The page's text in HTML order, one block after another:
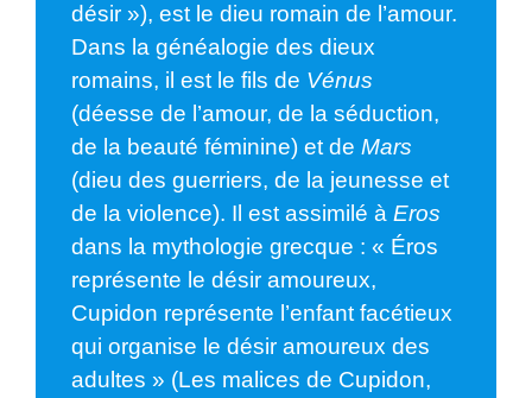
désir »), est le dieu romain de l’amour.
Dans la généalogie des dieux
romains, il est le fils de Vénus
(déesse de l’amour, de la séduction,
de la beauté féminine) et de Mars
(dieu des guerriers, de la jeunesse et
de la violence). Il est assimilé à Eros
dans la mythologie grecque : « Éros
représente le désir amoureux,
Cupidon représente l’enfant facétieux
qui organise le désir amoureux des
adultes » (Les malices de Cupidon,